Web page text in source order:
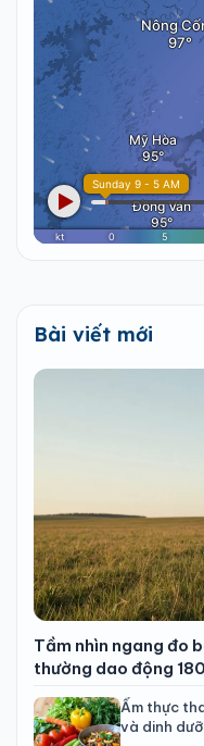
Bài viết mới
Tầm nhìn ngang đo
thường dao động
Ẩm thực
và dinh